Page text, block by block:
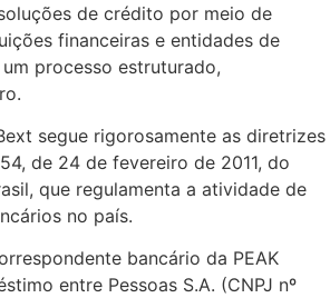
de crédito por meio de
financeiras e entidades de
processo estruturado,
segue rigorosamente as diretrizes
de 24 de fevereiro de 2011, do
que regulamenta a atividade de
no país.
bancário da PEAK
entre Pessoas S.A. (CNPJ nº